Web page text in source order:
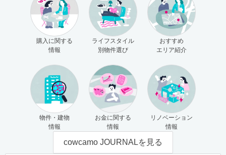
購入に関する
情報
ライフスタイル
別物件選び
おすすめ
エリア紹介
物件・建物
情報
お金に関する
情報
リノベーション
情報
cowcamo JOURNALを見る